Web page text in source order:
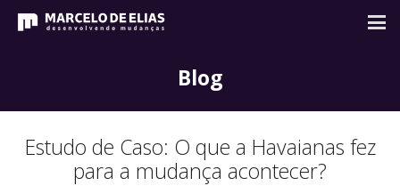
Blog
Estudo de Caso: O que a Havaianas fez
para a mudança acontecer?